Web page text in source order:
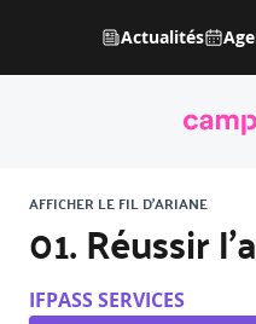
Actualités
AFFICHER LE FIL D'ARIANE
01. Réussir
IFPASS SERVICES